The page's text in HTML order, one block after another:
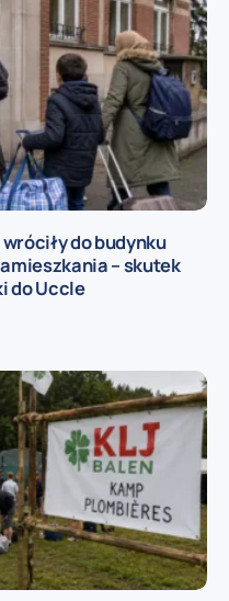
do budynku
– skutek
do Uccle